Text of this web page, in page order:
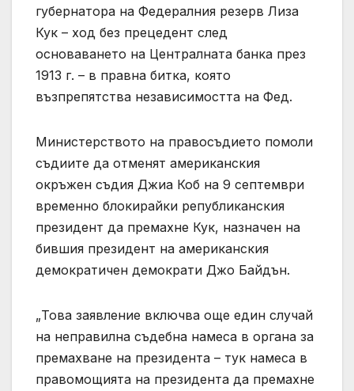
губернатора на Федералния резерв Лиза
Кук – ход без прецедент след
основаването на Централната банка през
1913 г. – в правна битка, която
възпрепятства независимостта на Фед.
Министерството на правосъдието помоли
съдиите да отменят американския
окръжен съдия Джиа Коб на 9 септември
временно блокирайки републиканския
президент да премахне Кук, назначен на
бившия президент на американския
демократичен демократи Джо Байдън.
„Това заявление включва още един случай
на неправилна съдебна намеса в органа за
премахване на президента – тук намеса в
правомощията на президента да премахне